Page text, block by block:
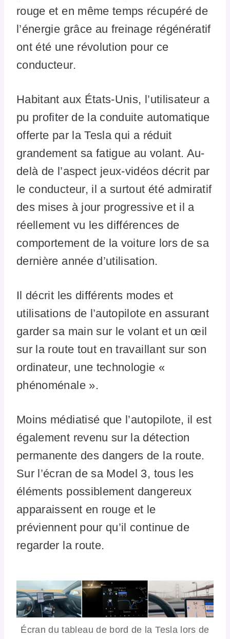
rouge et en même temps récupéré de
l’énergie grâce au freinage régénératif
ont été une révolution pour ce
conducteur.
Habitant aux États-Unis, l’utilisateur a
pu profiter de la conduite automatique
offerte par la Tesla qui a réduit
grandement sa fatigue au volant. Au-
delà de l’aspect jeux-vidéos décrit par
le conducteur, il a surtout été admiratif
des mises à jour progressive et il a
réellement vu les différences de
comportement de la voiture lors de sa
dernière année d’utilisation.
Il décrit les différents modes et
utilisations de l’autopilote en assurant
garder sa main sur le volant et un œil
sur la route tout en travaillant sur son
ordinateur, une technologie «
phénoménale ».
Moins médiatisé que l’autopilote, il est
également revenu sur la détection
permanente des dangers de la route.
Sur l’écran de sa Model 3, tous les
éléments possiblement dangereux
apparaissent en rouge et le
préviennent pour qu’il continue de
regarder la route.
Écran du tableau de bord de la Tesla lors de